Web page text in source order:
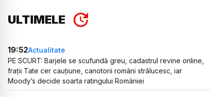
ULTIMELE
19:52Actualitate
PE SCURT: Barjele se scufundă greu, cadastrul revine online,
frații Tate cer cauțiune, canotorii români strălucesc, iar
Moody’s decide soarta ratingului României